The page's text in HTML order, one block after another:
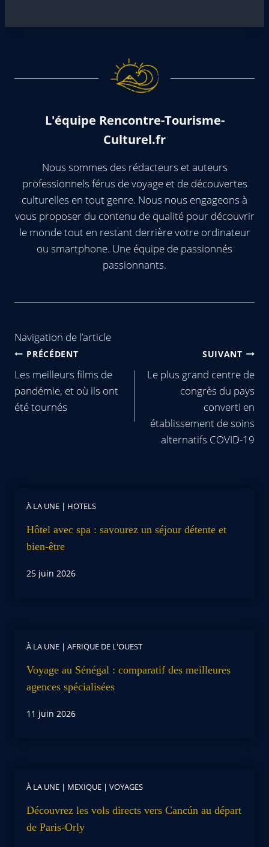
L'équipe Rencontre-Tourisme-
Culturel.fr
Nous sommes des rédacteurs et auteurs
professionnels férus de voyage et de découvertes
culturelles en tout genre. Nous nous engageons à
vous proposer du contenu de qualité pour découvrir
le monde tout en restant derrière votre ordinateur
ou smartphone. Une équipe de passionnés
passionnants.
Navigation de l’article
PRÉCÉDENT
Les meilleurs films de
pandémie, et où ils ont
été tournés
SUIVANT
Le plus grand centre de
congrès du pays
converti en
établissement de soins
alternatifs COVID-19
À LA UNE | HOTELS
Hôtel avec spa : savourez un séjour détente et
bien-être
25 juin 2026
À LA UNE | AFRIQUE DE L'OUEST
Voyage au Sénégal : comparatif des meilleures
agences spécialisées
11 juin 2026
À LA UNE | MEXIQUE | VOYAGES
Découvrez les vols directs vers Cancún au départ
de Paris-Orly